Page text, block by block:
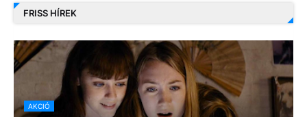
FRISS HÍREK
AKCIÓ